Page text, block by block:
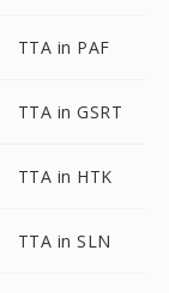
TTA in PAF
TTA in GSRT
TTA in HTK
TTA in SLN